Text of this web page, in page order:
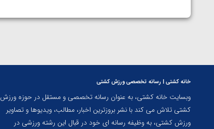
خانه کشتی | رسانه تخصصی ورزش کشتی
وبسایت خانه کشتی، به عنوان رسانه تخصصی و مستقل در حوزه ورزش
کشتی تلاش می کند با نشر بروزترین اخبار، مطالب، ویدیوها و تصاویر
ورزش کشتی، به وظیفه رسانه ای خود در قبال این رشته ورزشی در